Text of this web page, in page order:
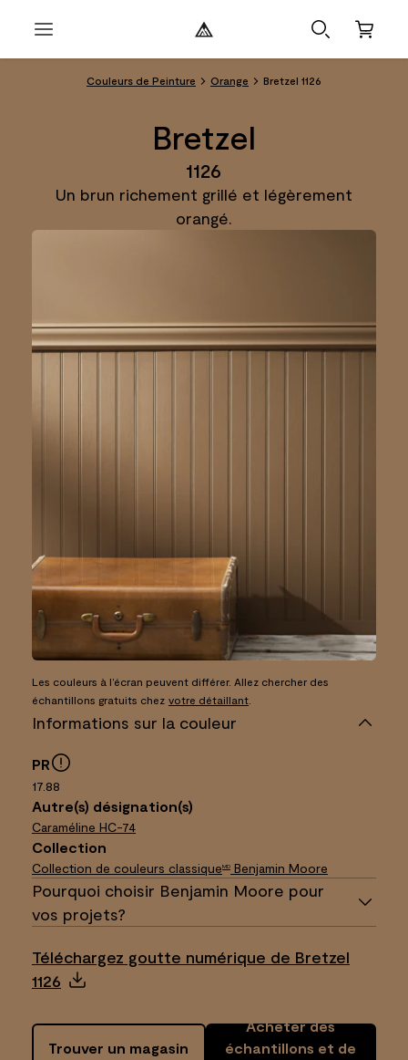
Couleurs de Peinture Orange Bretzel 1126
Bretzel
1126
Un brun richement grillé et légèrement
orangé.
Les couleurs à l’écran peuvent différer. Allez chercher des
échantillons gratuits chez votre détaillant
Informations sur la couleur
PR
17.88
Autre(s) désignation(s)
Caraméline HC-74
Collection
Collection de couleurs classiqueMD Benjamin Moore
Pourquoi choisir Benjamin Moore pour
vos projets?
Téléchargez goutte numérique de Bretzel
1126
Trouver un magasin
Acheter des
échantillons et de